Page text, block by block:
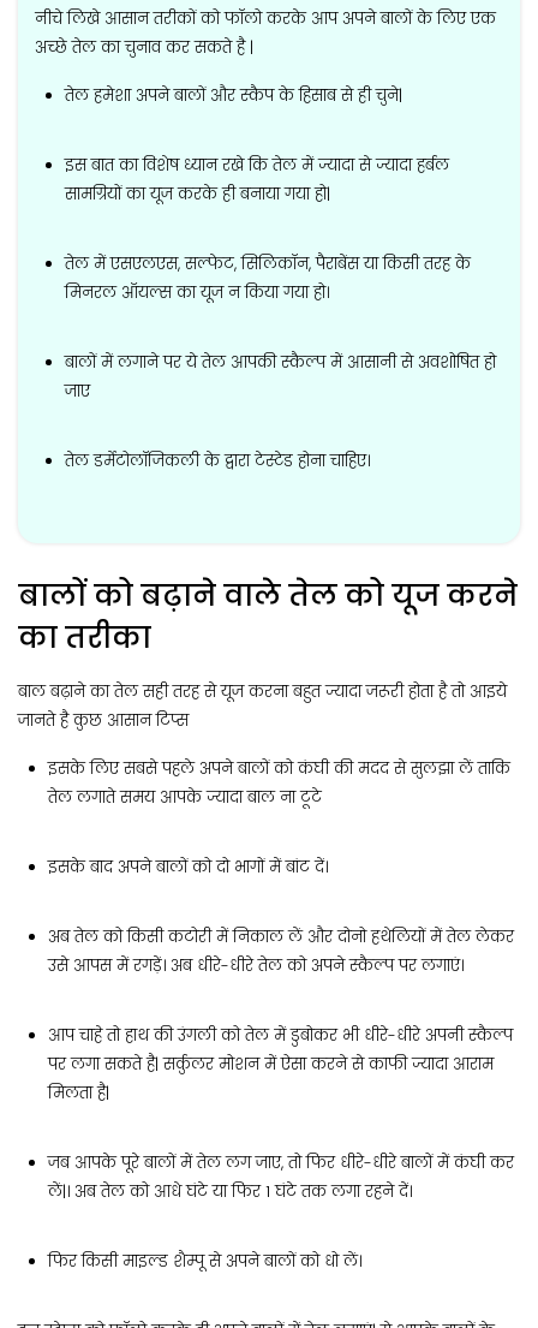
नीचे लिखे आसान तरीकों को फॉलो करके आप अपने बालों के लिए एक
अच्छे तेल का चुनाव कर सकते है |
तेल हमेशा अपने बालों और स्कैप के हिसाब से ही चुने|
इस बात का विशेष ध्यान रखे कि तेल में ज्यादा से ज्यादा हर्बल
सामग्रियों का यूज करके ही बनाया गया हो|
तेल में एसएलएस, सल्फेट, सिलिकॉन, पैराबेंस या किसी तरह के
मिनरल ऑयल्स का यूज न किया गया हो।
बालों में लगाने पर ये तेल आपकी स्कैल्प में आसानी से अवशोषित हो
जाए
तेल डर्मेटोलॉजिकली के द्वारा टेस्टेड होना चाहिए।
बालों को बढ़ाने वाले तेल को यूज करने
का तरीका
बाल बढ़ाने का तेल सही तरह से यूज करना बहुत ज्यादा जरूरी होता है तो आइये
जानते है कुछ आसान टिप्स
इसके लिए सबसे पहले अपने बालों को कंघी की मदद से सुलझा लें ताकि
तेल लगाते समय आपके ज्यादा बाल ना टूटे
इसके बाद अपने बालों को दो भागों में बांट दें।
अब तेल को किसी कटोरी में निकाल लें और दोनो हथेलियों में तेल लेकर
उसे आपस में रगड़ें। अब धीरे-धीरे तेल को अपने स्कैल्प पर लगाएं।
आप चाहे तो हाथ की उंगली को तेल में डुबोकर भी धीरे-धीरे अपनी स्कैल्प
पर लगा सकते है| सर्कुलर मोशन में ऐसा करने से काफी ज्यादा आराम
मिलता है|
जब आपके पूरे बालों में तेल लग जाए, तो फिर धीरे-धीरे बालों में कंघी कर
लें|। अब तेल को आधे घंटे या फिर 1 घंटे तक लगा रहने दें।
फिर किसी माइल्ड शैम्पू से अपने बालों को धो लें।